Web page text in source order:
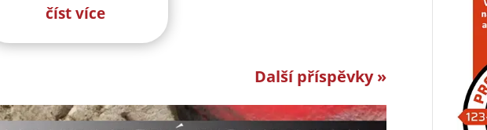
číst více
Další příspěvky »